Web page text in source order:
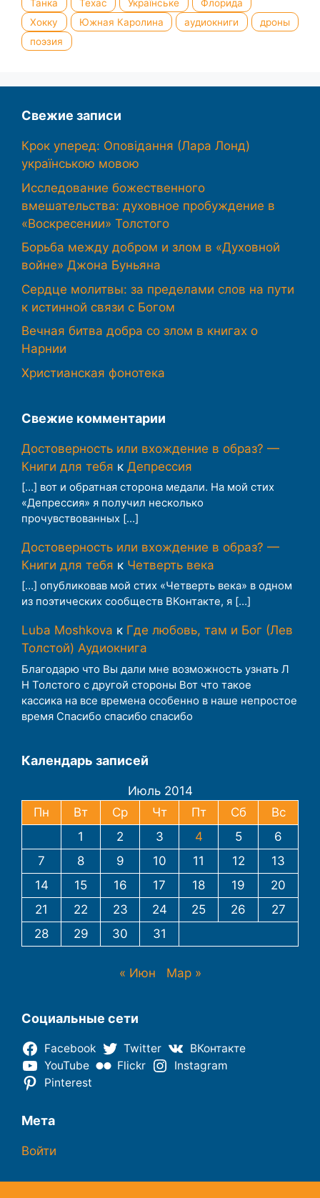
Танка
Техас Українське
Флорида
Хокку
Южная Каролина аудиокниги
дроны
поэзия
Свежие записи
Крок уперед: Оповідання (Лара Лонд)
українською мовою
Исследование божественного
вмешательства: духовное пробуждение в
«Воскресении» Толстого
Борьба между добром и злом в «Духовной
войне» Джона Буньяна
Сердце молитвы: за пределами слов на пути
к истинной связи с Богом
Вечная битва добра со злом в книгах о
Нарнии
Христианская фонотека
Свежие комментарии
Достоверность или вхождение в образ? —
Книги для тебя к Депрессия
[…] вот и обратная сторона медали. На мой стих
«Депрессия» я получил несколько
прочувствованных […]
Достоверность или вхождение в образ? —
Книги для тебя к Четверть века
[…] опубликовав мой стих «Четверть века» в одном
из поэтических сообществ ВКонтакте, я […]
Luba Moshkova к Где любовь, там и Бог (Лев
Толстой) Аудиокнига
Благодарю что Вы дали мне возможность узнать Л
Н Толстого с другой стороны Вот что такое
кассика на все времена особенно в наше непростое
время Спасибо спасибо спасибо
Календарь записей
Июль 2014
Пн
Вт Ср Чт Пт Сб
Вс
1
2 3 4 5
6
7
8 9 10 11 12
13
14
15 16 17 18 19
20
21
22 23 24 25 26
27
28
29 30 31
« Июн Мар »
Социальные сети
Facebook Twitter
ВКонтакте
YouTube
Flickr
Instagram
Pinterest
Мета
Войти